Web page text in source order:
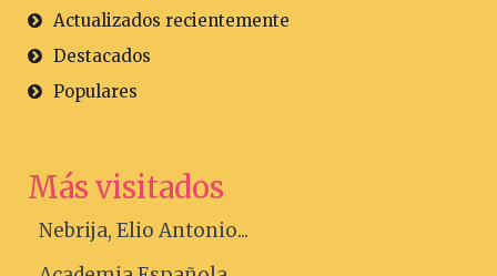
Actualizados recientemente
Destacados
Populares
Más visitados
Nebrija, Elio Antonio...